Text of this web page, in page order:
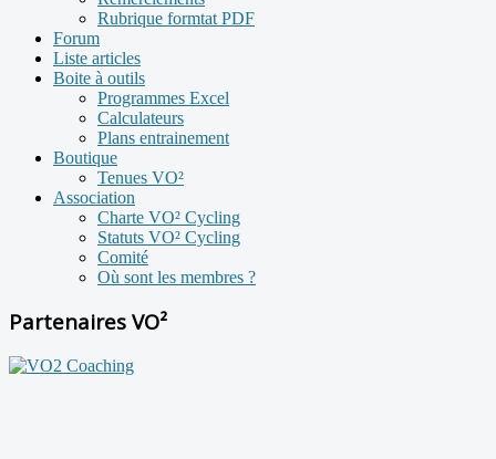
Rubrique formtat PDF
Forum
Liste articles
Boite à outils
Programmes Excel
Calculateurs
Plans entrainement
Boutique
Tenues VO²
Association
Charte VO² Cycling
Statuts VO² Cycling
Comité
Où sont les membres ?
Partenaires VO²